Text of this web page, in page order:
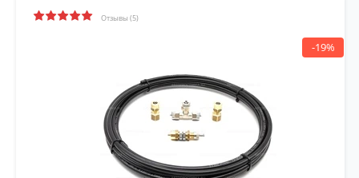
Отзывы (5)
-19%